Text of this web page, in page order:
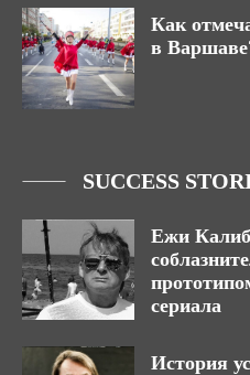
Как
в
SUCCESS
Ежи
сериала
История